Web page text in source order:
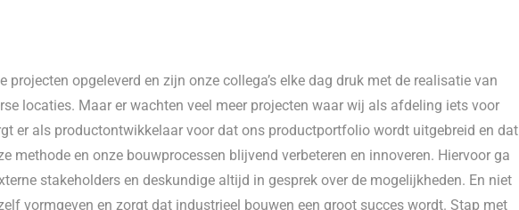
projecten opgeleverd en zijn onze collega’s elke dag druk met de realisatie van
locaties. Maar er wachten veel meer projecten waar wij als afdeling iets voor
er als productontwikkelaar voor dat ons productportfolio wordt uitgebreid en dat
methode en onze bouwprocessen blijvend verbeteren en innoveren. Hiervoor ga
stakeholders en deskundige altijd in gesprek over de mogelijkheden. En niet
vormgeven en zorgt dat industrieel bouwen een groot succes wordt. Stap met